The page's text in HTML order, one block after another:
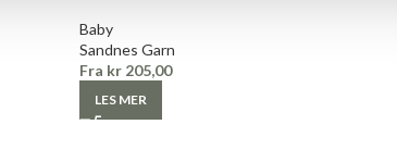
Baby
Sandnes Garn
Fra kr 205,00
LES MER